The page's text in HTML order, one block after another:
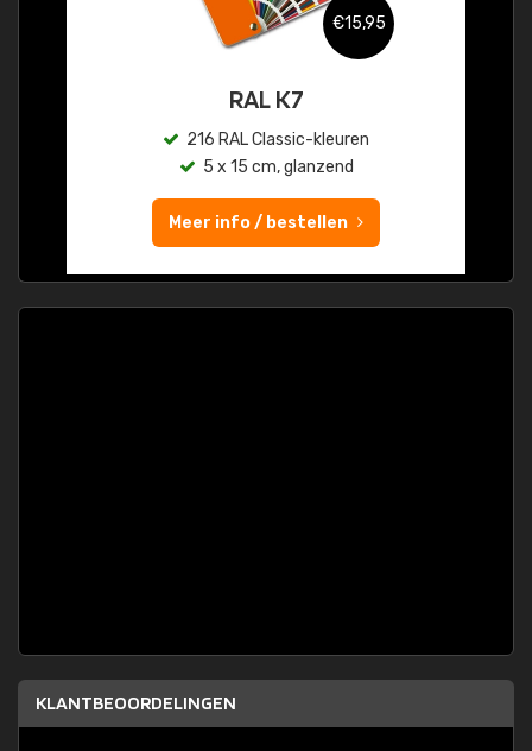
€15,95
RAL K7
216 RAL Classic-kleuren
5 x 15 cm, glanzend
Meer info / bestellen
KLANTBEOORDELINGEN